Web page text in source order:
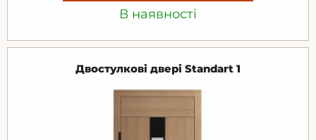
В наявності
Двостулкові двері Standart 1